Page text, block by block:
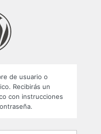
de usuario o
Recibirás un
con instrucciones